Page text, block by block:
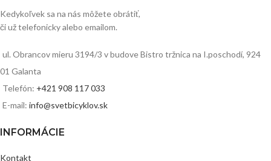
Kedykoľvek sa na nás môžete obrátiť,
či už telefonicky alebo emailom.
ul. Obrancov mieru 3194/3 v budove Bistro tržnica na I.poschodí, 924
01 Galanta
Telefón: +421 908 117 033
E-mail: info@svetbicyklov.sk
INFORMÁCIE
Kontakt